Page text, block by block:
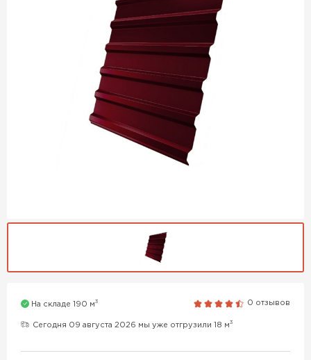
На складе 190 м3 0 отзывов
Сегодня 09 августа 2026 мы уже отгрузили 18 м3